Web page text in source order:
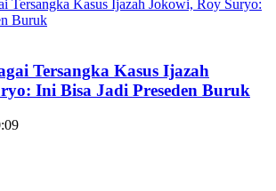
Tersangka Kasus Ijazah
Ini Bisa Jadi Preseden Buruk